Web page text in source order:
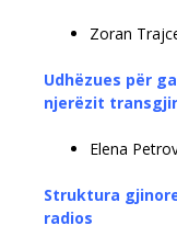
Zoran
Udhëzues për
njerëzit
Elena
Struktura
radios